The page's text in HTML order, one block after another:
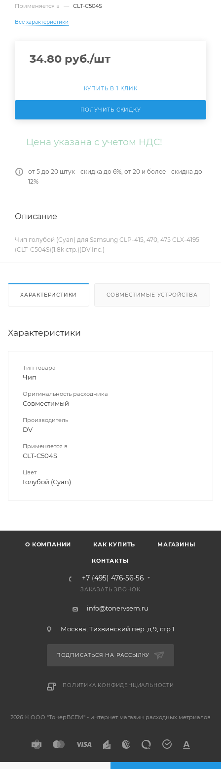
Применяется в
— CLT-C504S
Все характеристики
34.80 руб./шт
КУПИТЬ В 1 КЛИК
ПОЛУЧИТЬ СКИДКУ
Цена указана с учетом НДС!
от 5 до 20 штук - скидка до 6%, от 20 и более - скидка до
12%
Описание
Чип голубой (Cyan) для Samsung CLP-415, 470, 475 CLX-4195
(CLT-C504S)(1.8k стр.)(DV Inc.)
ХАРАКТЕРИСТИКИ СОВМЕСТИМЫЕ УСТРОЙСТВА
Характеристики
Тип товара
Чип
Оригинальность расходника
Совместимый
Производитель
DV
Применяется в
CLT-C504S
Цвет
Голубой (Cyan)
О КОМПАНИИ КАК КУПИТЬ МАГАЗИНЫ
КОНТАКТЫ
+7 (495) 476-56-56
ЗАКАЗАТЬ ЗВОНОК
info@tonervsem.ru
Москва, Тихвинский пер. д.9, стр.1
ПОДПИСАТЬСЯ НА РАССЫЛКУ
ПОЛИТИКА КОНФИДЕНЦИАЛЬНОСТИ
2026 © ООО "ТонерВСЕМ" - интернет магазин расходных метриалов